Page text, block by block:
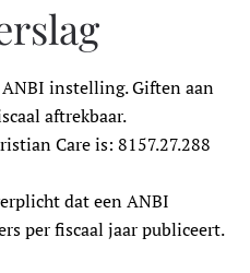
instelling. Giften aan
aftrekbaar.
Care is: 8157.27.288
dat een ANBI
per fiscaal jaar publiceert.